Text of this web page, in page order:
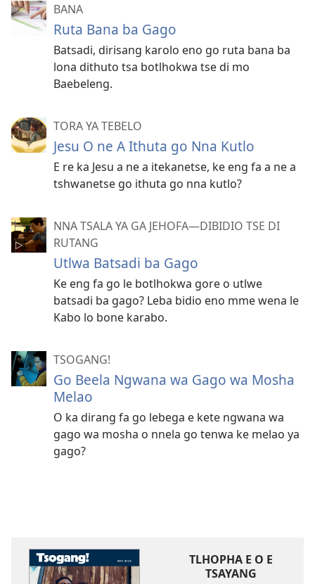
BANA
Ruta Bana ba Gago
Batsadi, dirisang karolo eno go ruta bana ba
lona dithuto tsa botlhokwa tse di mo
Baebeleng.
TORA YA TEBELO
Jesu O ne A Ithuta go Nna Kutlo
E re ka Jesu a ne a itekanetse, ke eng fa a ne a
tshwanetse go ithuta go nna kutlo?
NNA TSALA YA GA JEHOFA—DIBIDIO TSE DI
RUTANG
Utlwa Batsadi ba Gago
Ke eng fa go le botlhokwa gore o utlwe
batsadi ba gago? Leba bidio eno mme wena le
Kabo lo bone karabo.
TSOGANG!
Go Beela Ngwana wa Gago wa Mosha
Melao
O ka dirang fa go lebega e kete ngwana wa
gago wa mosha o nnela go tenwa ke melao ya
gago?
TLHOPHA E O E
TSAYANG